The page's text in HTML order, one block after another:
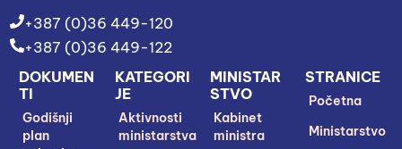
+387 (0)36 449-120
+387 (0)36 449-122
STRANICE
Početna
Ministarstvo
MINISTAR
STVO
Kabinet
ministra
KATEGORI
JE
Aktivnosti
ministarstva
DOKUMEN
TI
Godišnji
plan